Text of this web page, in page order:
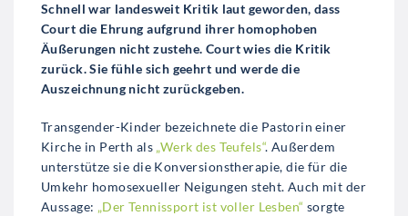
Schnell war landesweit Kritik laut geworden, dass
Court die Ehrung aufgrund ihrer homophoben
Äußerungen nicht zustehe. Court wies die Kritik
zurück. Sie fühle sich geehrt und werde die
Auszeichnung nicht zurückgeben.
Transgender-Kinder bezeichnete die Pastorin einer
Kirche in Perth als „Werk des Teufels“. Außerdem
unterstütze sie die Konversionstherapie, die für die
Umkehr homosexueller Neigungen steht. Auch mit der
Aussage: „Der Tennissport ist voller Lesben“ sorgte